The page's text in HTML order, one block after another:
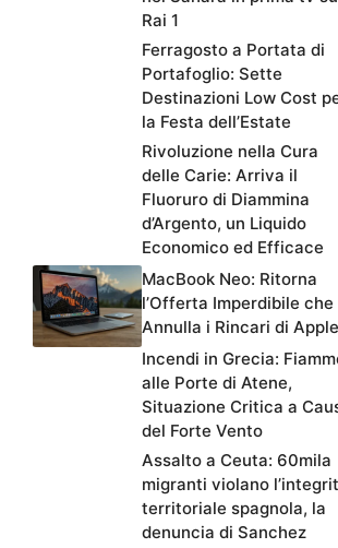
Rai 1
Ferragosto a Portata di
Portafoglio: Sette
Destinazioni Low Cost
la Festa dell’Estate
Rivoluzione nella Cura
delle Carie: Arriva il
Fluoruro di Diammina
d’Argento, un Liquido
Economico ed Efficace
MacBook Neo: Ritorna
l’Offerta Imperdibile che
Annulla i Rincari di Apple
Incendi in Grecia:
alle Porte di Atene,
Situazione Critica a
del Forte Vento
Assalto a Ceuta: 60mila
migranti violano
territoriale spagnola, la
denuncia di Sanchez